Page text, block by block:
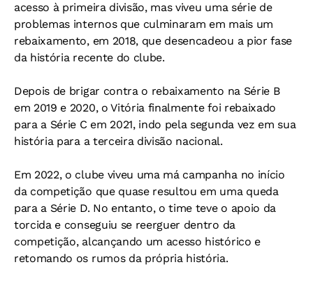
acesso à primeira divisão, mas viveu uma série de
problemas internos que culminaram em mais um
rebaixamento, em 2018, que desencadeou a pior fase
da história recente do clube.
Depois de brigar contra o rebaixamento na Série B
em 2019 e 2020, o Vitória finalmente foi rebaixado
para a Série C em 2021, indo pela segunda vez em sua
história para a terceira divisão nacional.
Em 2022, o clube viveu uma má campanha no início
da competição que quase resultou em uma queda
para a Série D. No entanto, o time teve o apoio da
torcida e conseguiu se reerguer dentro da
competição, alcançando um acesso histórico e
retomando os rumos da própria história.